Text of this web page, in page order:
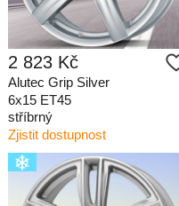
2 823 Kč
Alutec Grip Silver
6x15 ET45
stříbrný
Zjistit dostupnost